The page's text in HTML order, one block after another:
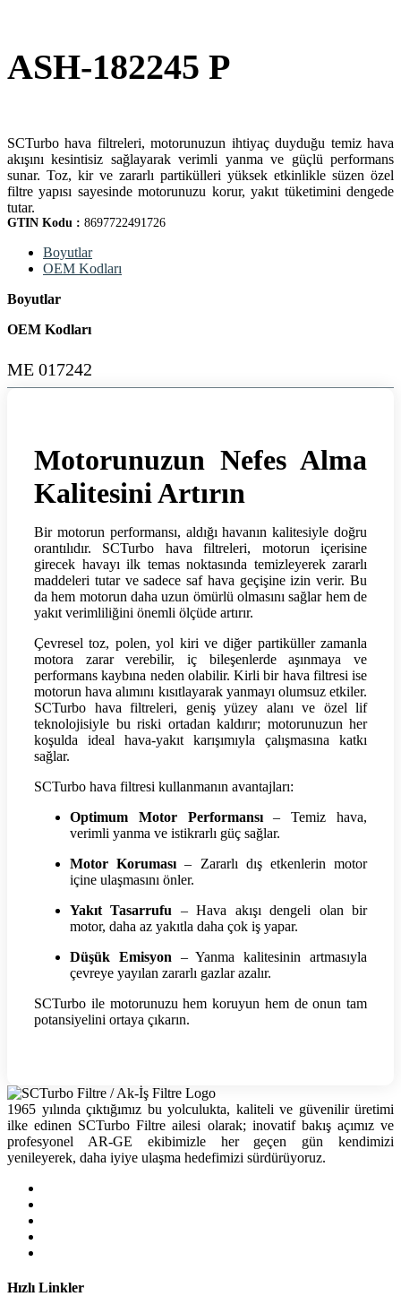
ASH-182245 P
SCTurbo hava filtreleri, motorunuzun ihtiyaç duyduğu temiz hava
akışını kesintisiz sağlayarak verimli yanma ve güçlü performans
sunar. Toz, kir ve zararlı partikülleri yüksek etkinlikle süzen özel
filtre yapısı sayesinde motorunuzu korur, yakıt tüketimini dengede
tutar.
GTIN Kodu : 8697722491726
Boyutlar
OEM Kodları
Boyutlar
OEM Kodları
ME 017242
Motorunuzun Nefes Alma
Kalitesini Artırın
Bir motorun performansı, aldığı havanın kalitesiyle doğru
orantılıdır. SCTurbo hava filtreleri, motorun içerisine
girecek havayı ilk temas noktasında temizleyerek zararlı
maddeleri tutar ve sadece saf hava geçişine izin verir. Bu
da hem motorun daha uzun ömürlü olmasını sağlar hem de
yakıt verimliliğini önemli ölçüde artırır.
Çevresel toz, polen, yol kiri ve diğer partiküller zamanla
motora zarar verebilir, iç bileşenlerde aşınmaya ve
performans kaybına neden olabilir. Kirli bir hava filtresi ise
motorun hava alımını kısıtlayarak yanmayı olumsuz etkiler.
SCTurbo hava filtreleri, geniş yüzey alanı ve özel lif
teknolojisiyle bu riski ortadan kaldırır; motorunuzun her
koşulda ideal hava-yakıt karışımıyla çalışmasına katkı
sağlar.
SCTurbo hava filtresi kullanmanın avantajları:
Optimum Motor Performansı– Temiz hava,
verimli yanma ve istikrarlı güç sağlar.
Motor Koruması – Zararlı dış etkenlerin motor
içine ulaşmasını önler.
Yakıt Tasarrufu – Hava akışı dengeli olan bir
motor, daha az yakıtla daha çok iş yapar.
Düşük Emisyon – Yanma kalitesinin artmasıyla
çevreye yayılan zararlı gazlar azalır.
SCTurbo ile motorunuzu hem koruyun hem de onun tam
potansiyelini ortaya çıkarın.
1965 yılında çıktığımız bu yolculukta, kaliteli ve güvenilir üretimi
ilke edinen SCTurbo Filtre ailesi olarak; inovatif bakış açımız ve
profesyonel AR-GE ekibimizle her geçen gün kendimizi
yenileyerek, daha iyiye ulaşma hedefimizi sürdürüyoruz.
Hızlı Linkler